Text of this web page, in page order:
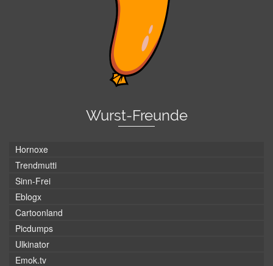
Wurst-Freunde
Hornoxe
Trendmutti
Sinn-Frei
Eblogx
Cartoonland
Picdumps
Ulkinator
Emok.tv